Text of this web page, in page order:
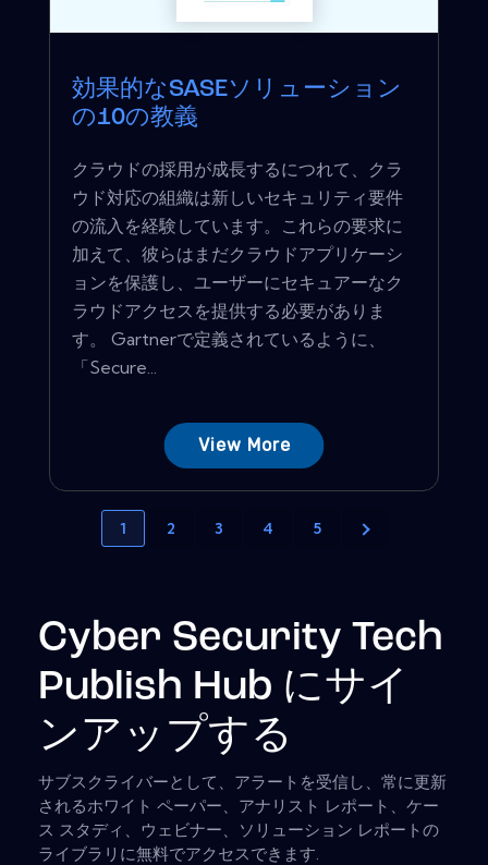
効果的なSASEソリューション
の10の教義
クラウドの採用が成長するにつれて、クラ
ウド対応の組織は新しいセキュリティ要件
の流入を経験しています。これらの要求に
加えて、彼らはまだクラウドアプリケーシ
ョンを保護し、ユーザーにセキュアーなク
ラウドアクセスを提供する必要がありま
す。 Gartnerで定義されているように、
「Secure...
View More
1 2 3 4 5
Cyber Security Tech
Publish Hub にサイ
ンアップする
サブスクライバーとして、アラートを受信し、常に更新
されるホワイト ペーパー、アナリスト レポート、ケー
ス スタディ、ウェビナー、ソリューション レポートの
ライブラリに無料でアクセスできます.